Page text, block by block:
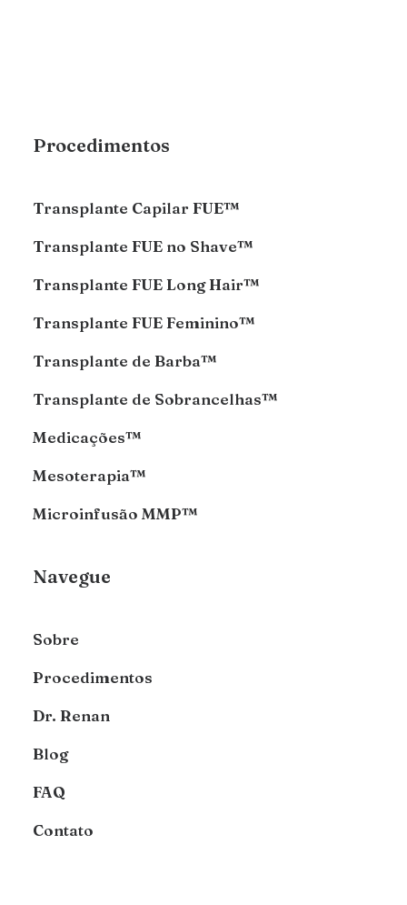
Procedimentos
Transplante Capilar FUE™
Transplante FUE no Shave™
Transplante FUE Long Hair™
Transplante FUE Feminino™
Transplante de Barba™
Transplante de Sobrancelhas™
Medicações™
Mesoterapia™
Microinfusão MMP™
Navegue
Sobre
Procedimentos
Dr. Renan
Blog
FAQ
Contato